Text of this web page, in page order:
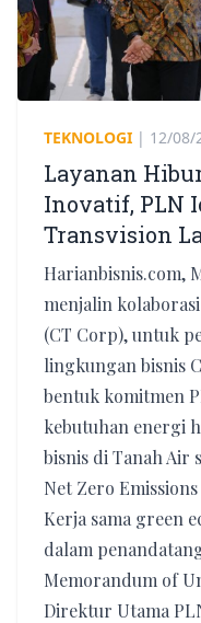
TEKNOLOGI | 12/08/
Layanan
Inovatif, PLN
Transvision
Harianbisnis.com,
menjalin
(CT Corp), untuk
lingkungan bisnis
bentuk komitmen
kebutuhan energi
bisnis di Tanah Air
Net Zero
Kerja sama green
dalam
Memorandum of
Direktur Utama